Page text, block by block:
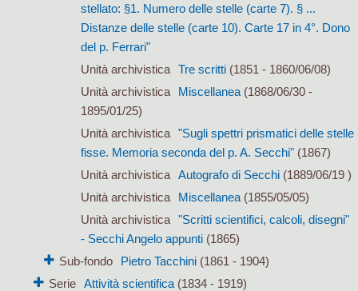
stellato: §1. Numero delle stelle (carte 7). § ...
Distanze delle stelle (carte 10). Carte 17 in 4°. Dono
del p. Ferrari"
Unità archivistica Tre scritti(1851 - 1860/06/08)
Unità archivistica
Miscellanea(1868/06/30 -
1895/01/25)
Unità archivistica "Sugli spettri prismatici delle stelle
fisse. Memoria seconda del p. A. Secchi"(1867)
Unità archivistica Autografo di Secchi(1889/06/19 )
Unità archivistica
Miscellanea(1855/05/05)
Unità archivistica "Scritti scientifici, calcoli, disegni"
- Secchi Angelo appunti(1865)
Sub-fondo
Pietro Tacchini (1861 - 1904)
Serie Attività scientifica(1834 - 1919)